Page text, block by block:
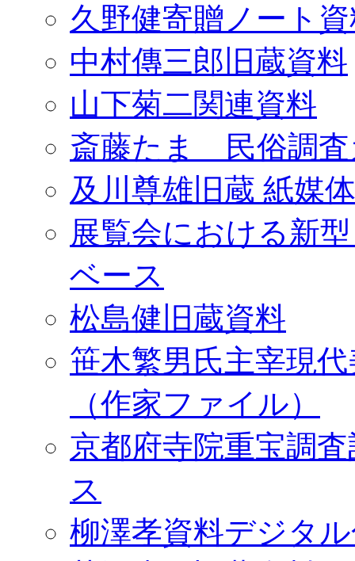
久野健寄贈ノート
中村傳三郎旧蔵資料
山下菊二関連資料
斎藤たま 民俗調査
及川尊雄旧蔵 紙媒
展覧会における新
ベース
松島健旧蔵資料
笹木繁男氏主宰現
（作家ファイル）
京都府寺院重宝調
ス
柳澤孝資料デジタ